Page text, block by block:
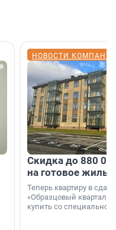
НОВОСТИ
Скидка до 880
на готовое
Теперь квартиру в
«Образцовый квартал
купить со специальной